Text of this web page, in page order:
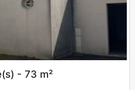
- 73 m²